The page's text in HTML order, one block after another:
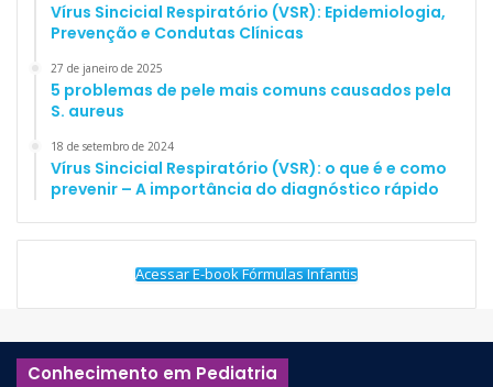
Vírus Sincicial Respiratório (VSR): Epidemiologia,
Prevenção e Condutas Clínicas
27 de janeiro de 2025
5 problemas de pele mais comuns causados pela
S. aureus
18 de setembro de 2024
Vírus Sincicial Respiratório (VSR): o que é e como
prevenir – A importância do diagnóstico rápido
Acessar E-book Fórmulas Infantis
Conhecimento em Pediatria